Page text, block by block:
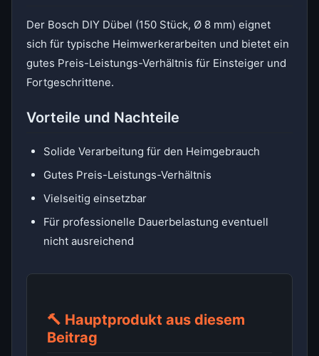
Der Bosch DIY Dübel (150 Stück, Ø 8 mm) eignet
sich für typische Heimwerkerarbeiten und bietet ein
gutes Preis-Leistungs-Verhältnis für Einsteiger und
Fortgeschrittene.
Vorteile und Nachteile
Solide Verarbeitung für den Heimgebrauch
Gutes Preis-Leistungs-Verhältnis
Vielseitig einsetzbar
Für professionelle Dauerbelastung eventuell
nicht ausreichend
🔨 Hauptprodukt aus diesem
Beitrag